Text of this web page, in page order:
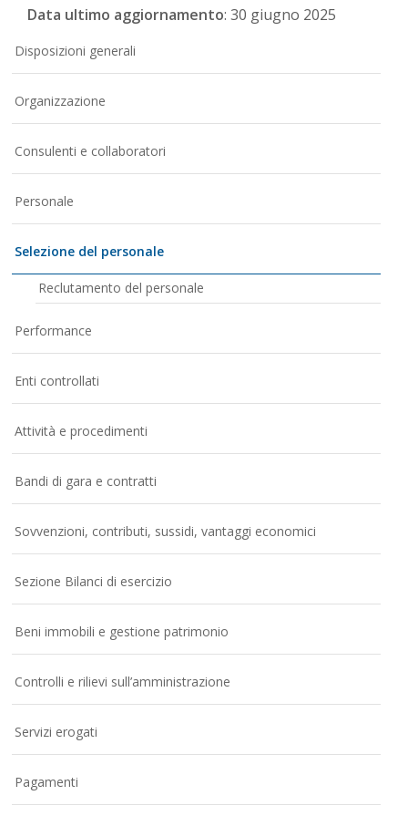
Data ultimo aggiornamento: 30 giugno 2025
Disposizioni generali
Organizzazione
Consulenti e collaboratori
Personale
Selezione del personale
Reclutamento del personale
Performance
Enti controllati
Attività e procedimenti
Bandi di gara e contratti
Sovvenzioni, contributi, sussidi, vantaggi economici
Sezione Bilanci di esercizio
Beni immobili e gestione patrimonio
Controlli e rilievi sull’amministrazione
Servizi erogati
Pagamenti